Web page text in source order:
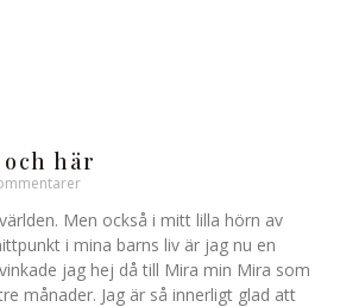
här
Men också i mitt lilla hörn av
i mina barns liv är jag nu en
jag hej då till Mira min Mira som
månader. Jag är så innerligt glad att